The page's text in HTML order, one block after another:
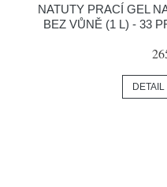
NATUTY PRACÍ GEL
BEZ VŮNĚ (1 L) - 33